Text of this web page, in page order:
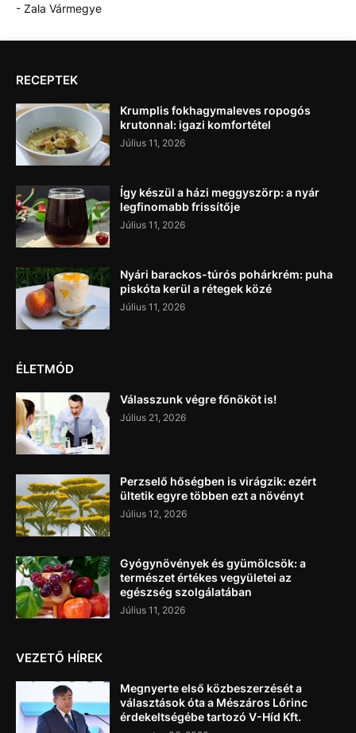
- Zala Vármegye
RECEPTEK
Krumplis fokhagymaleves ropogós
krutonnal: igazi komfortétel
Július 11, 2026
Így készül a házi meggyszörp: a nyár
legfinomabb frissítője
Július 11, 2026
Nyári barackos-túrós pohárkrém: puha
piskóta kerül a rétegek közé
Július 11, 2026
ÉLETMÓD
Válasszunk végre főnököt is!
Július 21, 2026
Perzselő hőségben is virágzik: ezért
ültetik egyre többen ezt a növényt
Július 12, 2026
Gyógynövények és gyümölcsök: a
természet értékes vegyületei az
egészség szolgálatában
Július 11, 2026
VEZETŐ HÍREK
Megnyerte első közbeszerzését a
választások óta a Mészáros Lőrinc
érdekeltségébe tartozó V-Híd Kft.